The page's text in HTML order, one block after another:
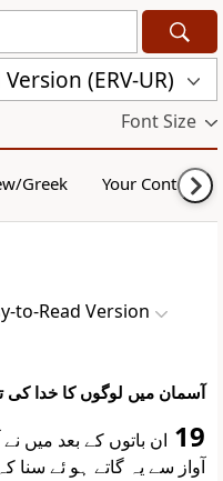
(ERV-UR)
Font Size
Greek Your Content
to-Read Version
آسمان میں لوگوں کا خدا کی
19 ان باتوں کے بعد میں
آواز سے یہ گاتے ہو ئے سنا